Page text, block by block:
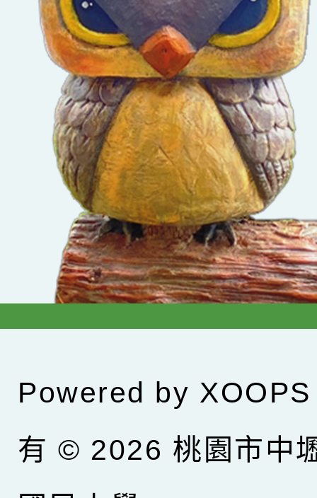
Powered by XOOPS
有 © 2026 桃園市中